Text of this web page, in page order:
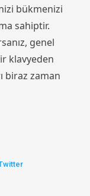
bükmenizi
sahiptir.
genel
klavyeden
biraz zaman